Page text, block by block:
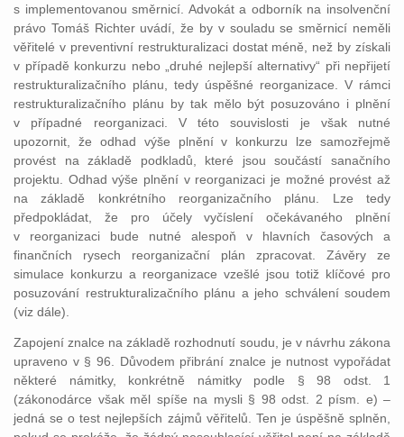
s implementovanou směrnicí. Advokát a odborník na insolvenční
právo Tomáš Richter uvádí, že by v souladu se směrnicí neměli
věřitelé v preventivní restrukturalizaci dostat méně, než by získali
v případě konkurzu nebo „druhé nejlepší alternativy“ při nepřijetí
restrukturalizačního plánu, tedy úspěšné reorganizace. V rámci
restrukturalizačního plánu by tak mělo být posuzováno i plnění
v případné reorganizaci. V této souvislosti je však nutné
upozornit, že odhad výše plnění v konkurzu lze samozřejmě
provést na základě podkladů, které jsou součástí sanačního
projektu. Odhad výše plnění v reorganizaci je možné provést až
na základě konkrétního reorganizačního plánu. Lze tedy
předpokládat, že pro účely vyčíslení očekávaného plnění
v reorganizaci bude nutné alespoň v hlavních časových a
finančních rysech reorganizační plán zpracovat. Závěry ze
simulace konkurzu a reorganizace vzešlé jsou totiž klíčové pro
posuzování restrukturalizačního plánu a jeho schválení soudem
(viz dále).
Zapojení znalce na základě rozhodnutí soudu, je v návrhu zákona
upraveno v § 96. Důvodem přibrání znalce je nutnost vypořádat
některé námitky, konkrétně námitky podle § 98 odst. 1
(zákonodárce však měl spíše na mysli § 98 odst. 2 písm. e) –
jedná se o test nejlepších zájmů věřitelů. Ten je úspěšně splněn,